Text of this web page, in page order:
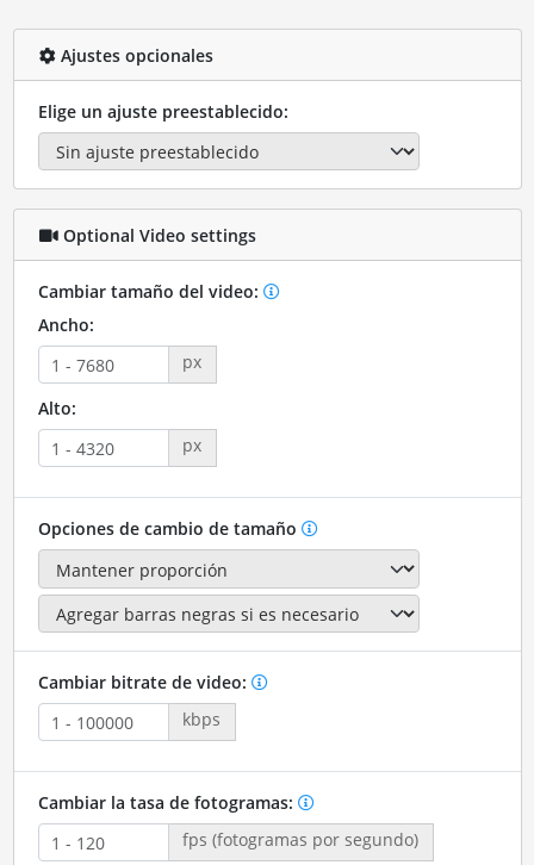
Ajustes opcionales
Elige un ajuste preestablecido:
Optional Video settings
Cambiar tamaño del video:
Ancho:
px
Alto:
px
Opciones de cambio de tamaño
Cambiar bitrate de video:
kbps
Cambiar la tasa de fotogramas:
fps (fotogramas por segundo)